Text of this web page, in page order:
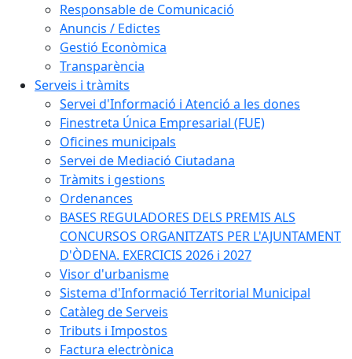
Responsable de Comunicació
Anuncis / Edictes
Gestió Econòmica
Transparència
Serveis i tràmits
Servei d'Informació i Atenció a les dones
Finestreta Única Empresarial (FUE)
Oficines municipals
Servei de Mediació Ciutadana
Tràmits i gestions
Ordenances
BASES REGULADORES DELS PREMIS ALS
CONCURSOS ORGANITZATS PER L'AJUNTAMENT
D'ÒDENA. EXERCICIS 2026 i 2027
Visor d'urbanisme
Sistema d'Informació Territorial Municipal
Catàleg de Serveis
Tributs i Impostos
Factura electrònica